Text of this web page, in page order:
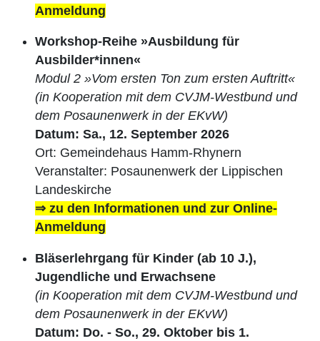
Anmeldung
Workshop-Reihe »Ausbildung für
Ausbilder*innen«
Modul 2 »Vom ersten Ton zum ersten Auftritt«
(in Kooperation mit dem CVJM-Westbund und
dem Posaunenwerk in der EKvW)
Datum: Sa., 12. September 2026
Ort: Gemeindehaus Hamm-Rhynern
Veranstalter: Posaunenwerk der Lippischen
Landeskirche
⇒ zu den Informationen und zur Online-
Anmeldung
Bläserlehrgang für Kinder (ab 10 J.),
Jugendliche und Erwachsene
(in Kooperation mit dem CVJM-Westbund und
dem Posaunenwerk in der EKvW)
Datum: Do. - So., 29. Oktober bis 1.